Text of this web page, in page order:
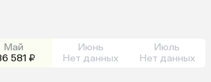
Май
581 ₽
Июнь
Нет данных
Июль
Нет данных